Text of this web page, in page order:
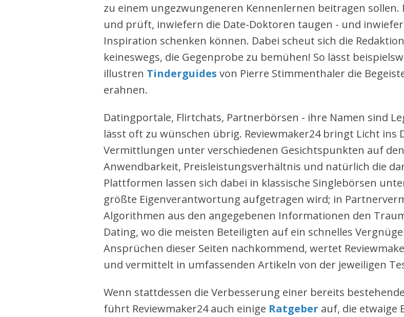
zu einem ungezwungeneren Kennenlernen beitragen sollen.
und prüft, inwiefern die Date-Doktoren taugen - und
Inspiration schenken können. Dabei scheut sich die
keineswegs, die Gegenprobe zu bemühen! So lässt
illustren Tinderguides von Pierre Stimmenthaler die
erahnen.
Datingportale, Flirtchats, Partnerbörsen - ihre Namen sind
lässt oft zu wünschen übrig. Reviewmaker24 bringt Licht
Vermittlungen unter verschiedenen Gesichtspunkten auf
Anwendbarkeit, Preisleistungsverhältnis und natürlich die
Plattformen lassen sich dabei in klassische Singlebörsen
größte Eigenverantwortung aufgetragen wird; in
Algorithmen aus den angegebenen Informationen den
Dating, wo die meisten Beteiligten auf ein schnelles
Ansprüchen dieser Seiten nachkommend, wertet
und vermittelt in umfassenden Artikeln von der jeweiligen
Wenn stattdessen die Verbesserung einer bereits
führt Reviewmaker24 auch einige Ratgeber auf, die etwaige